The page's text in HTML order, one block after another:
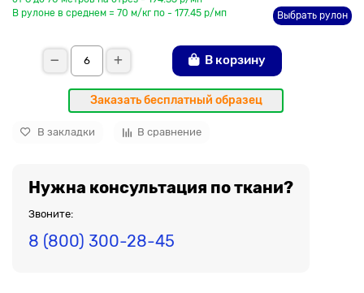
В рулоне в среднем = 70 м/кг по - 177.45 р/мп
Выбрать рулон
В корзину
Заказать бесплатный образец
В закладки В сравнение
Нужна консультация по ткани?
Звоните:
8 (800) 300-28-45